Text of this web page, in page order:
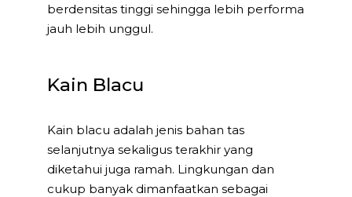
berdensitas tinggi sehingga lebih performa
jauh lebih unggul.
Kain Blacu
Kain blacu adalah jenis bahan tas
selanjutnya sekaligus terakhir yang
diketahui juga ramah. Lingkungan dan
cukup banyak dimanfaatkan sebagai